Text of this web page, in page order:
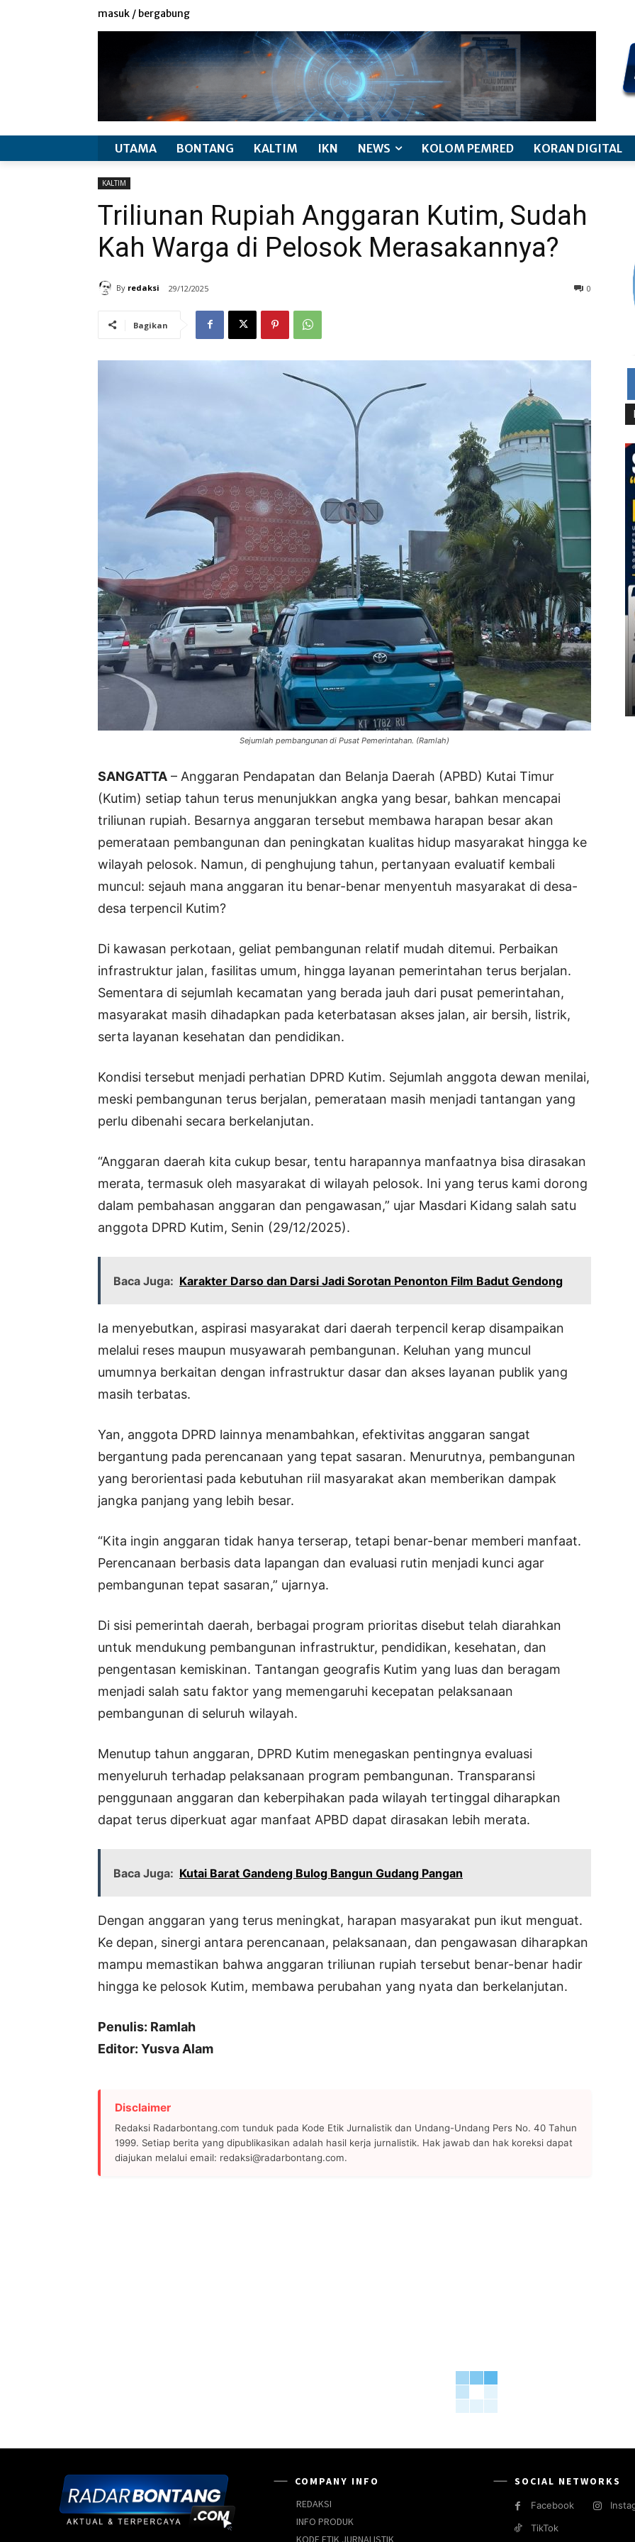
masuk / bergabung
UTAMA BONTANG KALTIM IKN NEWS KOLOM PEMRED KORAN DIGITAL
KALTIM
Triliunan Rupiah Anggaran Kutim, Sudah
Kah Warga di Pelosok Merasakannya?
By redaksi 29/12/2025 0
Bagikan
Sejumlah pembangunan di Pusat Pemerintahan. (Ramlah)
SANGATTA – Anggaran Pendapatan dan Belanja Daerah (APBD) Kutai Timur
(Kutim) setiap tahun terus menunjukkan angka yang besar, bahkan mencapai
triliunan rupiah. Besarnya anggaran tersebut membawa harapan besar akan
pemerataan pembangunan dan peningkatan kualitas hidup masyarakat hingga ke
wilayah pelosok. Namun, di penghujung tahun, pertanyaan evaluatif kembali
muncul: sejauh mana anggaran itu benar-benar menyentuh masyarakat di desa-
desa terpencil Kutim?
Di kawasan perkotaan, geliat pembangunan relatif mudah ditemui. Perbaikan
infrastruktur jalan, fasilitas umum, hingga layanan pemerintahan terus berjalan.
Sementara di sejumlah kecamatan yang berada jauh dari pusat pemerintahan,
masyarakat masih dihadapkan pada keterbatasan akses jalan, air bersih, listrik,
serta layanan kesehatan dan pendidikan.
Kondisi tersebut menjadi perhatian DPRD Kutim. Sejumlah anggota dewan menilai,
meski pembangunan terus berjalan, pemerataan masih menjadi tantangan yang
perlu dibenahi secara berkelanjutan.
“Anggaran daerah kita cukup besar, tentu harapannya manfaatnya bisa dirasakan
merata, termasuk oleh masyarakat di wilayah pelosok. Ini yang terus kami dorong
dalam pembahasan anggaran dan pengawasan,” ujar Masdari Kidang salah satu
anggota DPRD Kutim, Senin (29/12/2025).
Baca Juga: Karakter Darso dan Darsi Jadi Sorotan Penonton Film Badut Gendong
Ia menyebutkan, aspirasi masyarakat dari daerah terpencil kerap disampaikan
melalui reses maupun musyawarah pembangunan. Keluhan yang muncul
umumnya berkaitan dengan infrastruktur dasar dan akses layanan publik yang
masih terbatas.
Yan, anggota DPRD lainnya menambahkan, efektivitas anggaran sangat
bergantung pada perencanaan yang tepat sasaran. Menurutnya, pembangunan
yang berorientasi pada kebutuhan riil masyarakat akan memberikan dampak
jangka panjang yang lebih besar.
“Kita ingin anggaran tidak hanya terserap, tetapi benar-benar memberi manfaat.
Perencanaan berbasis data lapangan dan evaluasi rutin menjadi kunci agar
pembangunan tepat sasaran,” ujarnya.
Di sisi pemerintah daerah, berbagai program prioritas disebut telah diarahkan
untuk mendukung pembangunan infrastruktur, pendidikan, kesehatan, dan
pengentasan kemiskinan. Tantangan geografis Kutim yang luas dan beragam
menjadi salah satu faktor yang memengaruhi kecepatan pelaksanaan
pembangunan di seluruh wilayah.
Menutup tahun anggaran, DPRD Kutim menegaskan pentingnya evaluasi
menyeluruh terhadap pelaksanaan program pembangunan. Transparansi
penggunaan anggaran dan keberpihakan pada wilayah tertinggal diharapkan
dapat terus diperkuat agar manfaat APBD dapat dirasakan lebih merata.
Baca Juga: Kutai Barat Gandeng Bulog Bangun Gudang Pangan
Dengan anggaran yang terus meningkat, harapan masyarakat pun ikut menguat.
Ke depan, sinergi antara perencanaan, pelaksanaan, dan pengawasan diharapkan
mampu memastikan bahwa anggaran triliunan rupiah tersebut benar-benar hadir
hingga ke pelosok Kutim, membawa perubahan yang nyata dan berkelanjutan.
Penulis: Ramlah
Editor: Yusva Alam
Disclaimer
Redaksi Radarbontang.com tunduk pada Kode Etik Jurnalistik dan Undang-Undang Pers No. 40 Tahun
1999. Setiap berita yang dipublikasikan adalah hasil kerja jurnalistik. Hak jawab dan hak koreksi dapat
diajukan melalui email: redaksi@radarbontang.com.
COMPANY INFO
REDAKSI
INFO PRODUK
KODE ETIK JURNALISTIK
SOCIAL NETWORKS
Facebook
TikTok